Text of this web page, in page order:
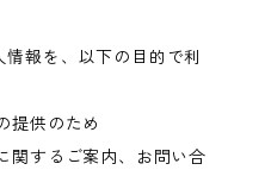
報を、以下の目的で利
提供のため
関するご案内、お問い合